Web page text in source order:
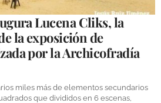
Lucena Cliks, la
la exposición de
por la Archicofradía
miles más de elementos secundarios
que divididos en 6 escenas,